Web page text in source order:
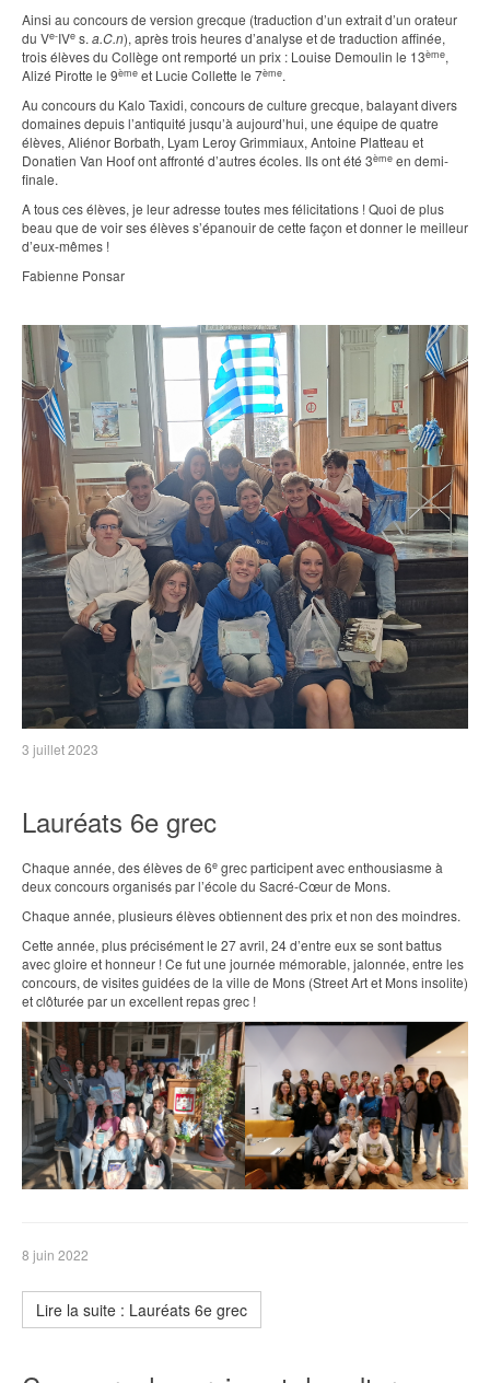
Ainsi au concours de version grecque (traduction d’un extrait d’un orateur
du Ve-IVe s. a.C.n), après trois heures d’analyse et de traduction affinée,
trois élèves du Collège ont remporté un prix : Louise Demoulin le 13ème,
Alizé Pirotte le 9ème et Lucie Collette le 7ème.
Au concours du Kalo Taxidi, concours de culture grecque, balayant divers
domaines depuis l’antiquité jusqu’à aujourd’hui, une équipe de quatre
élèves, Aliénor Borbath, Lyam Leroy Grimmiaux, Antoine Platteau et
Donatien Van Hoof ont affronté d’autres écoles. Ils ont été 3ème en demi-
finale.
A tous ces élèves, je leur adresse toutes mes félicitations ! Quoi de plus
beau que de voir ses élèves s’épanouir de cette façon et donner le meilleur
d’eux-mêmes !
Fabienne Ponsar
3 juillet 2023
Lauréats 6e grec
Chaque année, des élèves de 6e grec participent avec enthousiasme à
deux concours organisés par l’école du Sacré-Cœur de Mons.
Chaque année, plusieurs élèves obtiennent des prix et non des moindres.
Cette année, plus précisément le 27 avril, 24 d’entre eux se sont battus
avec gloire et honneur ! Ce fut une journée mémorable, jalonnée, entre les
concours, de visites guidées de la ville de Mons (Street Art et Mons insolite)
et clôturée par un excellent repas grec !
8 juin 2022
Lire la suite : Lauréats 6e grec